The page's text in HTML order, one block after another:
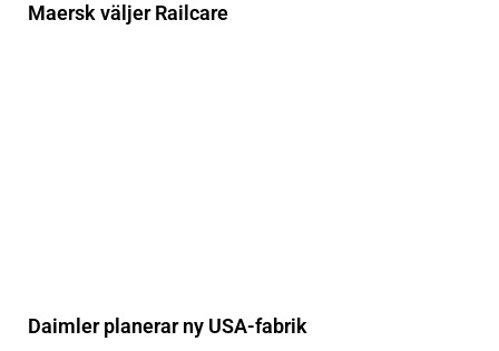
Maersk väljer Railcare
Daimler planerar ny USA-fabrik